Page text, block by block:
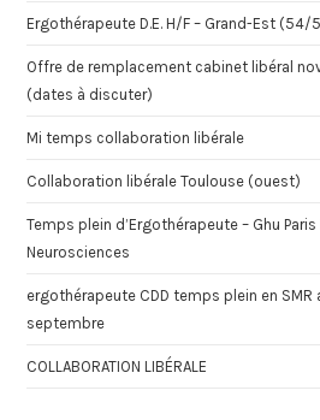
Ergothérapeute D.E. H/F – Grand-Est (54/
Offre de remplacement cabinet libéral
(dates à discuter)
Mi temps collaboration libérale
Collaboration libérale Toulouse (ouest)
Temps plein d’Ergothérapeute – Ghu
Neurosciences
ergothérapeute CDD temps plein en
septembre
COLLABORATION LIBÉRALE